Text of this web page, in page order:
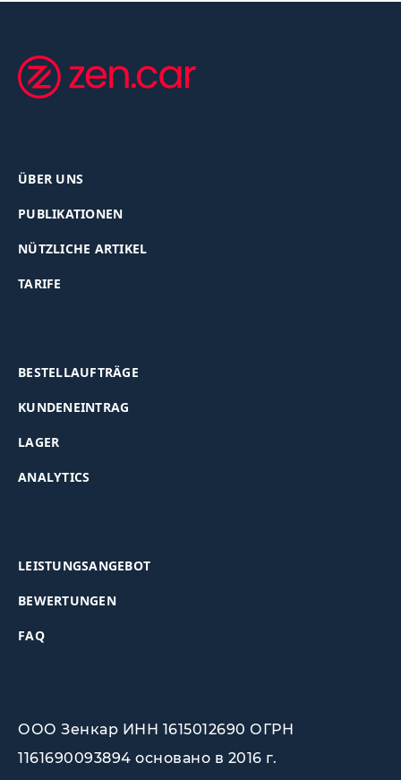
ÜBER UNS
PUBLIKATIONEN
NÜTZLICHE ARTIKEL
TARIFE
BESTELLAUFTRÄGE
KUNDENEINTRAG
LAGER
ANALYTICS
LEISTUNGSANGEBOT
BEWERTUNGEN
FAQ
ООО Зенкар ИНН 1615012690 ОГРН
1161690093894 основано в 2016 г.